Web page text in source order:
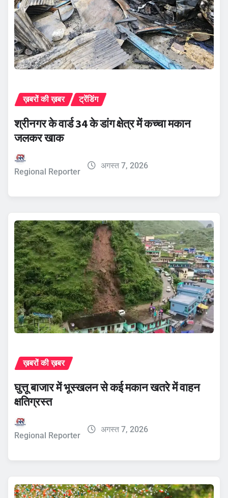
ख़बरों की ख़बर ट्रेंडिंग
श्रीनगर के वार्ड 34 के डांग क्षेत्र में कच्चा मकान
जलकर खाक
Regional Reporter
अगस्त 7, 2026
ख़बरों की ख़बर
घुत्तू बाजार में भूस्खलन से कई मकान खतरे में वाहन
क्षतिग्रस्त
Regional Reporter
अगस्त 7, 2026